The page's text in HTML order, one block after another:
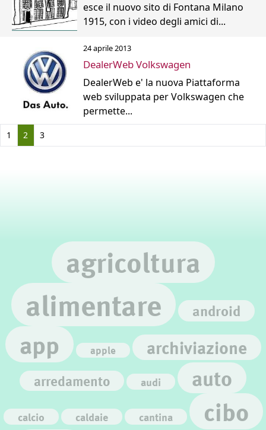
esce il nuovo sito di Fontana Milano
1915, con i video degli amici di...
24 aprile 2013
DealerWeb Volkswagen
DealerWeb e' la nuova Piattaforma
web sviluppata per Volkswagen che
permette...
1 2 3
agricoltura
alimentare android
app apple archiviazione
arredamento audi auto
calcio caldaie cantina cibo